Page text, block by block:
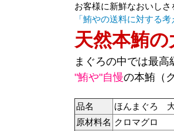
お客様に新鮮なおいしさ
「鮪やの送料に対する考
天然本鮪の
まぐろの中では最高
"鮪や"自慢の本鮪（
品名
ほんまぐろ
原材料名 クロマグロ